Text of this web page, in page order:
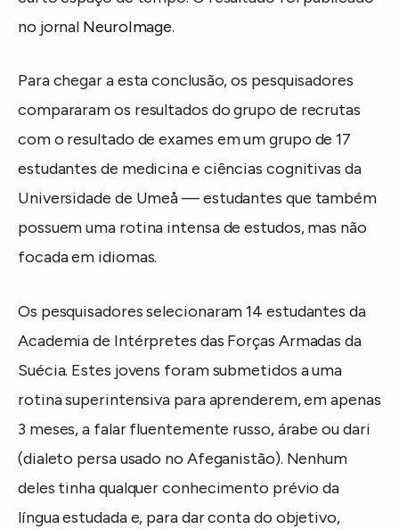
no jornal NeuroImage.
Para chegar a esta conclusão, os pesquisadores
compararam os resultados do grupo de recrutas
com o resultado de exames em um grupo de 17
estudantes de medicina e ciências cognitivas da
Universidade de Umeå — estudantes que também
possuem uma rotina intensa de estudos, mas não
focada em idiomas.
Os pesquisadores selecionaram 14 estudantes da
Academia de Intérpretes das Forças Armadas da
Suécia. Estes jovens foram submetidos a uma
rotina superintensiva para aprenderem, em apenas
3 meses, a falar fluentemente russo, árabe ou dari
(dialeto persa usado no Afeganistão). Nenhum
deles tinha qualquer conhecimento prévio da
língua estudada e, para dar conta do objetivo,